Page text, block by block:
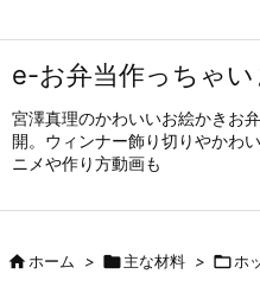
e-お弁当作っちゃ
宮澤真理のかわいいお絵かきお
開。ウィンナー飾り切りやかわ
ニメや作り方動画も
ホーム > 主な材料 > ホ